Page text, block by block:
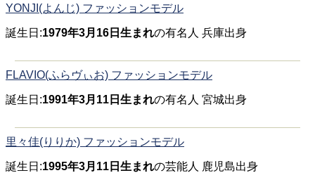
YONJI(よんじ) ファッションモデル
誕生日:1979年3月16日生まれの有名人 兵庫出身
FLAVIO(ふらヴぃお) ファッションモデル
誕生日:1991年3月11日生まれの有名人 宮城出身
里々佳(りりか) ファッションモデル
誕生日:1995年3月11日生まれの芸能人 鹿児島出身